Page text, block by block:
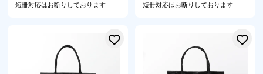
短冊対応はお断りしております 短冊対応はお断りしております